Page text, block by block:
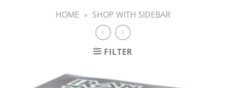
HOME » SHOP WITH SIDEBAR
FILTER